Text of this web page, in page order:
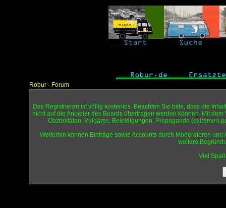
Robur - Forum
Das Registrieren ist völlig kostenlos. Beachten Sie bitte, dass die
nicht auf die Anbieter des Boards übertragen werden können. Mit
Obzönitäten, Vulgäres, Beleidigungen, Propaganda (extremer)
Weiterhin können Einträge sowie Accounts durch Moderatoren
weitere
Viel